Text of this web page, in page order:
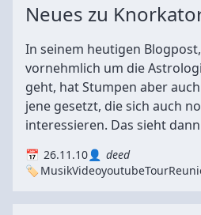
Neues zu
In seinem heutigen
vornehmlich um die
geht, hat Stumpen aber
jene gesetzt, die sich auch
interessieren. Das sieht dann
26.11.10 deed
MusikVideoyoutubeTour